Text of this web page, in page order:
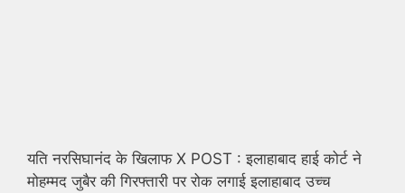
यति नरसिघानंद के खिलाफ X POST : इलाहाबाद हाई कोर्ट ने
मोहम्मद जुबैर की गिरफ्तारी पर रोक लगाई इलाहाबाद उच्च